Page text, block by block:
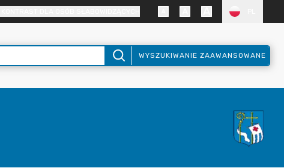
WYSZUKIWANIE ZAAWANSOWANE